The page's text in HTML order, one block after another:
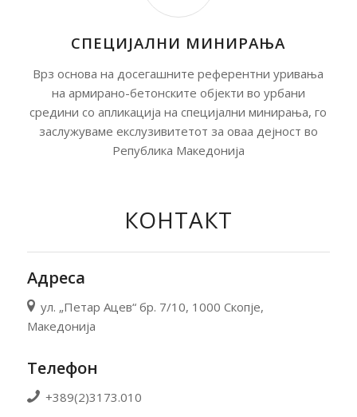
СПЕЦИЈАЛНИ МИНИРАЊА
Врз основа на досегашните референтни уривања
на армирано-бетонските објекти во урбани
средини со апликација на специјални минирања, го
заслужуваме екслузивитетот за оваа дејност во
Република Македонија
КОНТАКТ
Адреса
ул. „Петар Ацев“ бр. 7/10, 1000 Скопје,
Македонија
Телефон
+389(2)3173.010